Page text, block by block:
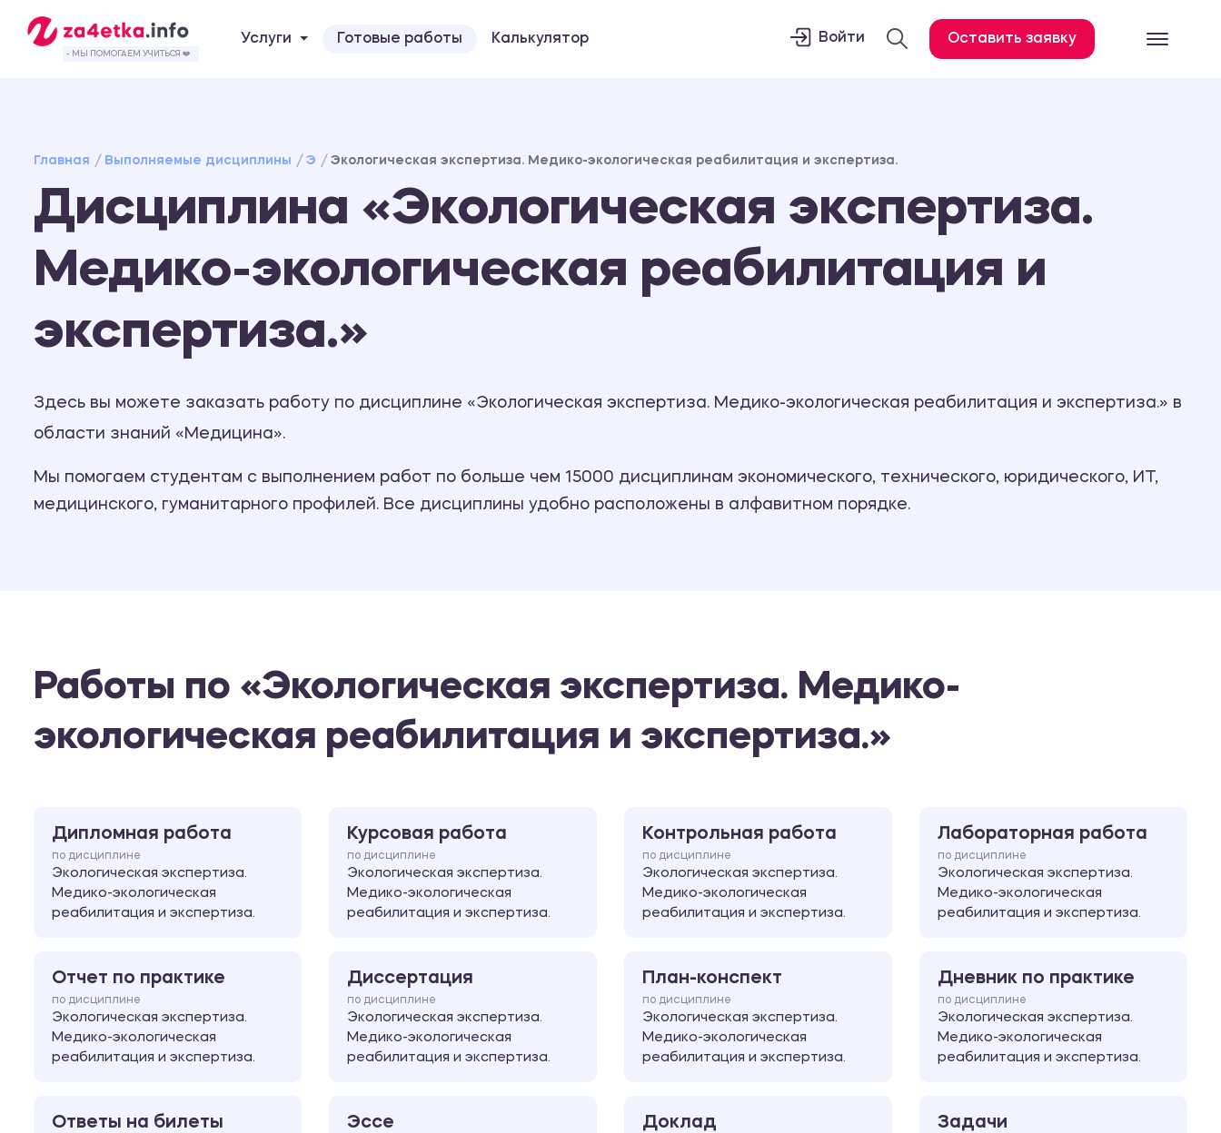
Курсовая работа
Лабораторная работа
- МЫ ПОМОГАЕМ УЧИТЬСЯ ❤️
Услуги Готовые работы Калькулятор Войти Оставить заявку
Главная Выполняемые дисциплины Э Экологическая экспертиза. Медико-экологическая реабилитация и экспертиза.
Дисциплина «Экологическая экспертиза.
Медико-экологическая реабилитация и
экспертиза.»
Здесь вы можете заказать работу по дисциплине «Экологическая экспертиза. Медико-экологическая реабилитация и экспертиза.» в
области знаний «Медицина».
Мы помогаем студентам с выполнением работ по больше чем 15000 дисциплинам экономического, технического, юридического, ИТ,
медицинского, гуманитарного профилей. Все дисциплины удобно расположены в алфавитном порядке.
Работы по «Экологическая экспертиза. Медико-
экологическая реабилитация и экспертиза.»
Дипломная работа
по дисциплине
Экологическая экспертиза.
Медико-экологическая
реабилитация и экспертиза.
Курсовая работа
по дисциплине
Экологическая экспертиза.
Медико-экологическая
реабилитация и экспертиза.
Контрольная работа
по дисциплине
Экологическая экспертиза.
Медико-экологическая
реабилитация и экспертиза.
Лабораторная работа
по дисциплине
Экологическая экспертиза.
Медико-экологическая
реабилитация и экспертиза.
Отчет по практике
по дисциплине
Экологическая экспертиза.
Медико-экологическая
реабилитация и экспертиза.
Диссертация
по дисциплине
Экологическая экспертиза.
Медико-экологическая
реабилитация и экспертиза.
План-конспект
по дисциплине
Экологическая экспертиза.
Медико-экологическая
реабилитация и экспертиза.
Дневник по практике
по дисциплине
Экологическая экспертиза.
Медико-экологическая
реабилитация и экспертиза.
Ответы на билеты Эссе Доклад Задачи